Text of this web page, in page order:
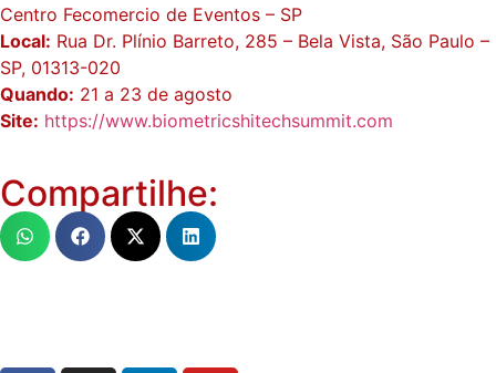
Centro Fecomercio de Eventos – SP
Local: Rua Dr. Plínio Barreto, 285 – Bela Vista, São Paulo –
SP, 01313-020
Quando: 21 a 23 de agosto
Site: https://www.biometricshitechsummit.com
Compartilhe: